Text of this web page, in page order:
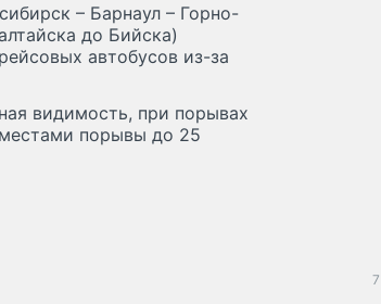
– Барнаул – Горно-
до Бийска)
автобусов из-за
видимость, при порывах
местами порывы до 25